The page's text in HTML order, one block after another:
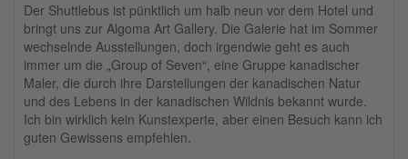
Der Shuttlebus ist pünktlich um halb neun vor dem Hotel und
bringt uns zur Algoma Art Gallery. Die Galerie hat im Sommer
wechselnde Ausstellungen, doch irgendwie geht es auch
immer um die „Group of Seven“, eine Gruppe kanadischer
Maler, die durch ihre Darstellungen der kanadischen Natur
und des Lebens in der kanadischen Wildnis bekannt wurde.
Ich bin wirklich kein Kunstexperte, aber einen Besuch kann ich
guten Gewissens empfehlen.